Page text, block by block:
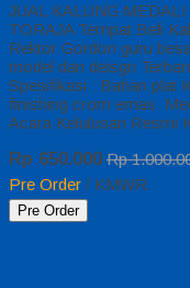
JUAL KALUNG
TORAJA Tempat Beli
Rektor Gordon guru
model dan deisgn
Spesifikasi : Bahan plat
finishing crom emas
Acara Kelulusan Resmi
Rp 650.000 Rp
Pre Order / KMWR
Pre Order